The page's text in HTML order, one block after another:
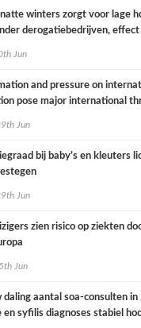
winters zorgt voor lage
derogatiebedrijven,
Jun
and pressure on
pose major international
Jun
bij baby’s en kleuters
Jun
zien risico op ziekten
Jun
daling aantal soa-consulten in
en syfilis diagnoses stabiel